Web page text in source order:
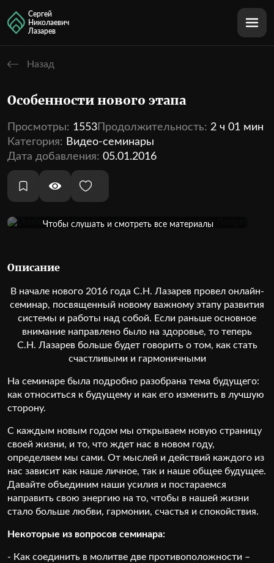
Сергей
Николаевич
Лазарев
Назад
Особенности нового этапа
Просмотры: 1553 Продолжительность: 2 ч 01 мин
Категория: Видео-семинары
Дата добавления: 05.01.2016
Оформить подписку
Чтобы слушать и смотреть все материалы
Описание
В начале нового 2016 года С.Н. Лазарев провел онлайн-
семинар, посвященный новому важному этапу развития
системы и работы над собой. Если раньше основное
внимание направлено было на здоровье, то теперь
С.Н. Лазарев больше будет говорить о том, как стать
счастливыми и гармоничными
На семинаре была подробно разобрана тема будущего:
как относиться к будущему и как его изменить в лучшую
сторону.
С каждым новым годом мы открываем новую страницу
своей жизни, и то, что ждет нас в новом году,
определяем мы сами. От мыслей и действий каждого из
нас зависит как наше личное, так и наше общее будущее.
Давайте объединим наши усилия и постараемся
направить свою энергию на то, чтобы в нашей жизни
стало больше любви, гармонии, счастья и спокойствия.
Некоторые из вопросов семинара:
- Как соединить в молитве две противоположности –